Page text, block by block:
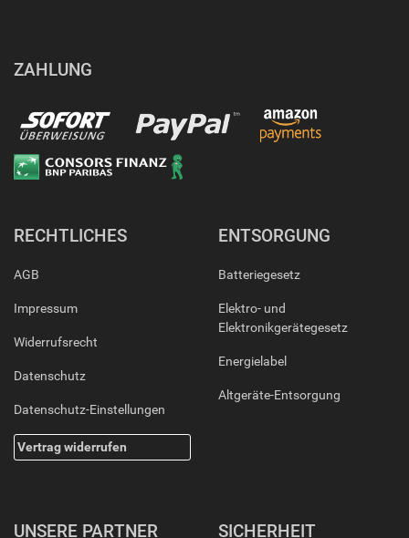
ZAHLUNG
RECHTLICHES
AGB
Impressum
Widerrufsrecht
Datenschutz
Datenschutz-Einstellungen
Vertrag widerrufen
ENTSORGUNG
Batteriegesetz
Elektro- und
Elektronikgerätegesetz
Energielabel
Altgeräte-Entsorgung
UNSERE PARTNER SICHERHEIT